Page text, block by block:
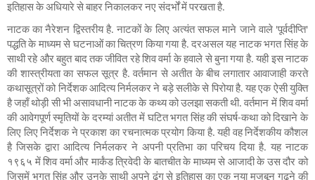
इतिहास के अधियारे से बाहर निकालकर नए संदर्भों में परखता है.
नाटक का नैरेशन द्विस्तरीय है. नाटकों के लिए अत्यंत सफल माने जाने वाले 'पूर्वदीप्ति'
पद्धति के माध्यम से घटनाओं का चित्रण किया गया है. दरअसल यह नाटक भगत सिंह के
साथी रहे और बहुत बाद तक जीवित रहे शिव वर्मा के हवाले से बुना गया है. यही इस नाटक
की शास्त्रीयता का सफल सूत्र है. वर्तमान से अतीत के बीच लगातार आवाजाही करते
कथासूत्रों को निर्देशक आदित्य निर्मलकर ने बड़े सलीके से पिरोया है. यह एक ऐसी युक्ति
है जहाँ थोड़ी सी भी असावधानी नाटक के कथ्य को उलझा सकती थी. वर्तमान में शिव वर्मा
की आवेगपूर्ण स्मृतियों के दरम्यां अतीत में घटित भगत सिंह की संघर्ष-कथा को दिखाने के
लिए लिए निर्देशक ने प्रकाश का रचनात्मक प्रयोग किया है. यही वह निर्देशकीय कौशल
है जिसके द्वारा आदित्य निर्मलकर ने अपनी प्रतिभा का परिचय दिया है. यह नाटक
१९६५ में शिव वर्मा और मार्कंड त्रिवेदी के बातचीत के माध्यम से आजादी के उस दौर को
जिसमें भगत सिंह और उनके साथी अपने ढंग से इतिहास का एक नया मजबून गढ़ने की